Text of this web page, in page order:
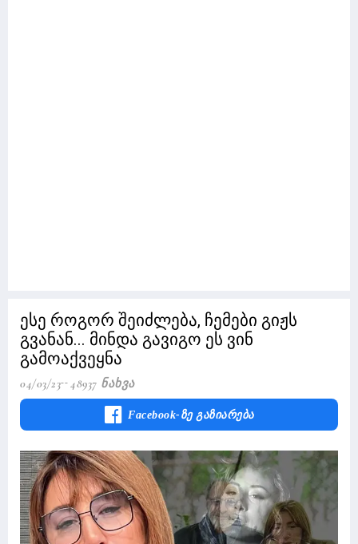
ესე როგორ შეიძლება, ჩემები გიჟს
გვანან... მინდა გავიგო ეს ვინ
გამოაქვეყნა
04/03/23 48937 Ნახვა
Facebook-Ზე Გაზიარება